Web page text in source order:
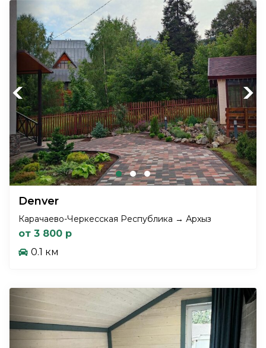
Previous Next
Denver
Карачаево-Черкесская Республика → Архыз
от 3 800 р
0.1 км